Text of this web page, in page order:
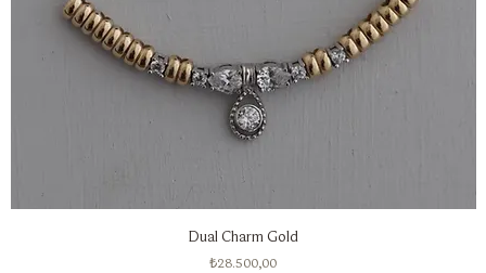
Dual Charm Gold
Fiyat
₺28.500,00